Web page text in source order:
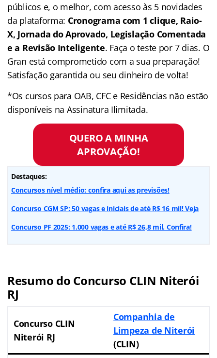
públicos e, o melhor, com acesso às 5 novidades
da plataforma: Cronograma com 1 clique, Raio-
X, Jornada do Aprovado, Legislação Comentada
e a Revisão Inteligente. Faça o teste por 7 dias. O
Gran está comprometido com a sua preparação!
Satisfação garantida ou seu dinheiro de volta!
*Os cursos para OAB, CFC e Residências não estão
disponíveis na Assinatura Ilimitada.
QUERO A MINHA
APROVAÇÃO!
Destaques:
Concursos nível médio: confira aqui as previsões!
Concurso CGM SP: 50 vagas e iniciais de até R$ 16 mil! Veja
Concurso PF 2025: 1.000 vagas e até R$ 26,8 mil. Confira!
Resumo do Concurso CLIN Niterói
RJ
Concurso CLIN
Niterói RJ
Companhia de
Limpeza de Niterói
(CLIN)